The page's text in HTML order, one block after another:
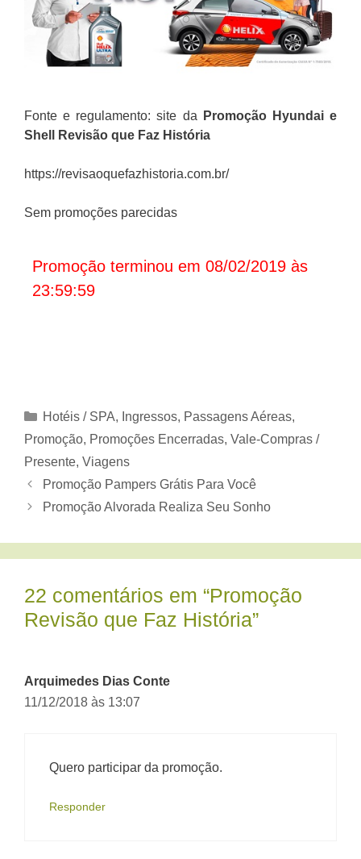
Fonte e regulamento: site da
Promoção Hyundai e
Shell Revisão que Faz História
https://revisaoquefazhistoria.com.br/
Sem promoções parecidas
Promoção terminou em 08/02/2019 às
23:59:59
Categorias
Hotéis / SPA, Ingressos, Passagens Aéreas,
Promoção, Promoções Encerradas, Vale-Compras /
Presente, Viagens
Promoção Pampers Grátis Para Você
Promoção Alvorada Realiza Seu Sonho
22 comentários em “Promoção
Revisão que Faz História”
Arquimedes Dias Conte
11/12/2018 às 13:07
Quero participar da promoção.
Responder